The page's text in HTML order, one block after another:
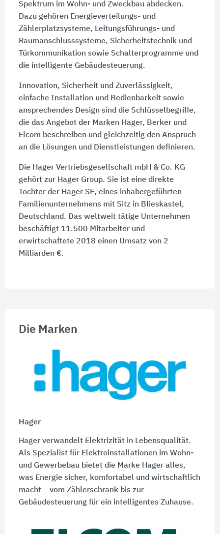
Spektrum im Wohn- und Zweckbau abdecken.
Dazu gehören Energieverteilungs- und
Zählerplatzsysteme, Leitungsführungs- und
Raumanschlusssysteme, Sicherheitstechnik und
Türkommunikation sowie Schalterprogramme und
die intelligente Gebäudesteuerung.
Innovation, Sicherheit und Zuverlässigkeit,
einfache Installation und Bedienbarkeit sowie
ansprechendes Design sind die Schlüsselbegriffe,
die das Angebot der Marken Hager, Berker und
Elcom beschreiben und gleichzeitig den Anspruch
an die Lösungen und Dienstleistungen definieren.
Die Hager Vertriebsgesellschaft mbH & Co. KG
gehört zur Hager Group. Sie ist eine direkte
Tochter der Hager SE, eines inhabergeführten
Familienunternehmens mit Sitz in Blieskastel,
Deutschland. Das weltweit tätige Unternehmen
beschäftigt 11.500 Mitarbeiter und
erwirtschaftete 2018 einen Umsatz von 2
Milliarden €.
Die Marken
Hager
Hager verwandelt Elektrizität in Lebensqualität.
Als Spezialist für Elektroinstallationen im Wohn-
und Gewerbebau bietet die Marke Hager alles,
was Energie sicher, komfortabel und wirtschaftlich
macht – vom Zählerschrank bis zur
Gebäudesteuerung für ein intelligentes Zuhause.